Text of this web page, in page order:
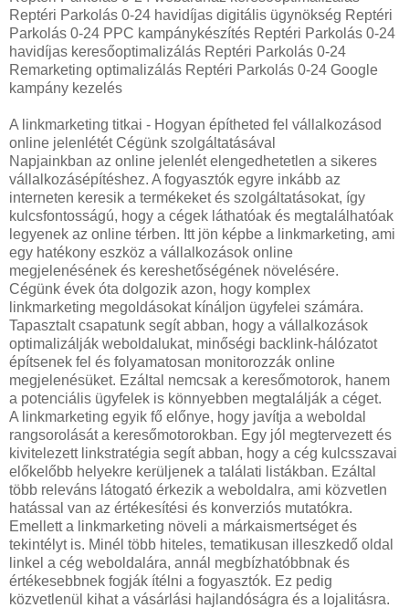
Reptéri Parkolás 0-24 havidíjas digitális ügynökség Reptéri
Parkolás 0-24 PPC kampánykészítés Reptéri Parkolás 0-24
havidíjas keresőoptimalizálás Reptéri Parkolás 0-24
Remarketing optimalizálás Reptéri Parkolás 0-24 Google
kampány kezelés
A linkmarketing titkai - Hogyan építheted fel vállalkozásod
online jelenlétét Cégünk szolgáltatásával
Napjainkban az online jelenlét elengedhetetlen a sikeres
vállalkozásépítéshez. A fogyasztók egyre inkább az
interneten keresik a termékeket és szolgáltatásokat, így
kulcsfontosságú, hogy a cégek láthatóak és megtalálhatóak
legyenek az online térben. Itt jön képbe a linkmarketing, ami
egy hatékony eszköz a vállalkozások online
megjelenésének és kereshetőségének növelésére.
Cégünk évek óta dolgozik azon, hogy komplex
linkmarketing megoldásokat kínáljon ügyfelei számára.
Tapasztalt csapatunk segít abban, hogy a vállalkozások
optimalizálják weboldalukat, minőségi backlink-hálózatot
építsenek fel és folyamatosan monitorozzák online
megjelenésüket. Ezáltal nemcsak a keresőmotorok, hanem
a potenciális ügyfelek is könnyebben megtalálják a céget.
A linkmarketing egyik fő előnye, hogy javítja a weboldal
rangsorolását a keresőmotorokban. Egy jól megtervezett és
kivitelezett linkstratégia segít abban, hogy a cég kulcsszavai
előkelőbb helyekre kerüljenek a találati listákban. Ezáltal
több releváns látogató érkezik a weboldalra, ami közvetlen
hatással van az értékesítési és konverziós mutatókra.
Emellett a linkmarketing növeli a márkaismertséget és
tekintélyt is. Minél több hiteles, tematikusan illeszkedő oldal
linkel a cég weboldalára, annál megbízhatóbbnak és
értékesebbnek fogják ítélni a fogyasztók. Ez pedig
közvetlenül kihat a vásárlási hajlandóságra és a lojalitásra.